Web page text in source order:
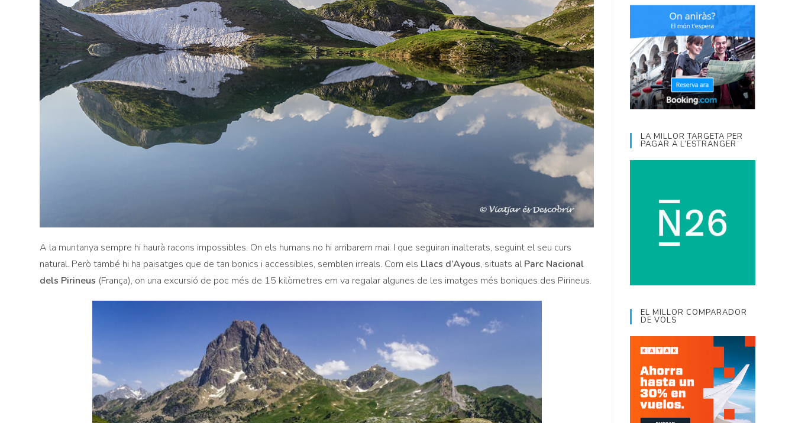
A la muntanya sempre hi haurà racons impossibles. On els humans no hi arribarem mai. I que seguiran inalterats, seguint el seu curs
natural. Però també hi ha paisatges que de tan bonics i accessibles, semblen irreals. Com els Llacs d’Ayous, situats al Parc Nacional
dels Pirineus (França), on una excursió de poc més de 15 kilòmetres em va regalar algunes de les imatges més boniques des Pirineus.
LA MILLOR TARGETA PER
PAGAR A L’ESTRANGER
EL MILLOR COMPARADOR
DE VOLS